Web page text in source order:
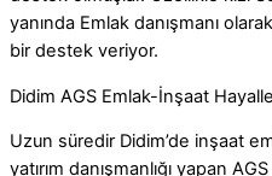
yanında Emlak danışmanı
bir destek veriyor.
Didim AGS Emlak-İnşaat
Uzun süredir Didim’de inşaat
yatırım danışmanlığı yapan